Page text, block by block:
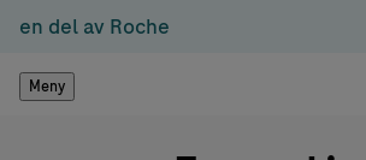
en del av Roche
Meny